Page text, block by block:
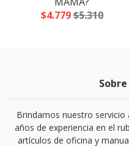
$4.779$5.310
Brindamos nuestro servicio
años de experiencia en el
artículos de oficina y